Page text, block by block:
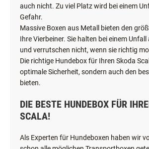
auch nicht. Zu viel Platz wird bei einem
Gefahr.
Massive Boxen aus Metall bieten den
Ihre Vierbeiner. Sie halten bei einem
und verrutschen nicht, wenn sie richtig
Die richtige Hundebox für Ihren Skoda
optimale Sicherheit, sondern auch den
bieten.
DIE BESTE HUNDEBOX FÜR
SCALA!
Als Experten für Hundeboxen haben wir